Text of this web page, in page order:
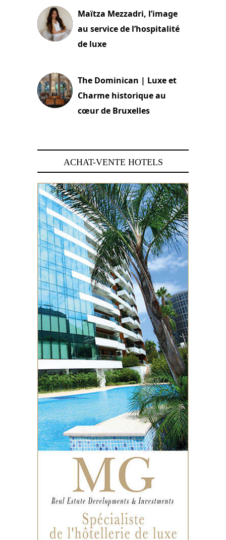
Maïtza Mezzadri, l’image
au service de l’hospitalité
de luxe
The Dominican | Luxe et
Charme historique au
cœur de Bruxelles
ACHAT-VENTE HOTELS